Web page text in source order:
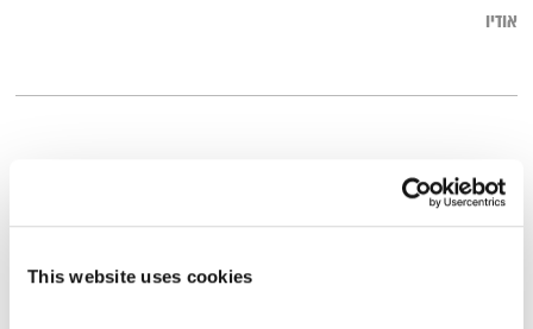
This website uses cookies
אודיו